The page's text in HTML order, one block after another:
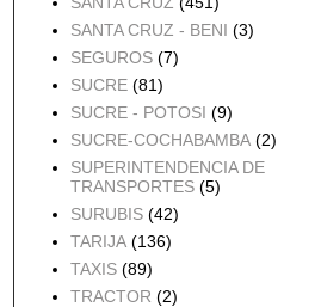
SANTA CRUZ - BENI (3)
SEGUROS (7)
SUCRE (81)
SUCRE - POTOSI (9)
SUCRE-COCHABAMBA (2)
SUPERINTENDENCIA DE
TRANSPORTES (5)
SURUBIS (42)
TARIJA (136)
TAXIS (89)
TRACTOR (2)